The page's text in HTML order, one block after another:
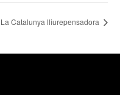
La Catalunya lliurepensadora